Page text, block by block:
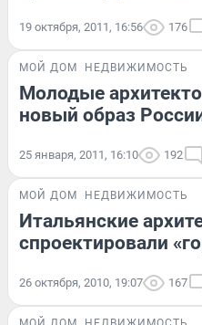
19 октября, 2011, 16:56 176
МОЙ ДОМ НЕДВИЖИМОСТЬ
Молодые
новый образ
25 января, 2011, 16:10 192
МОЙ ДОМ НЕДВИЖИМОСТЬ
Итальянские
спроектировали
26 октября, 2010, 19:07 167